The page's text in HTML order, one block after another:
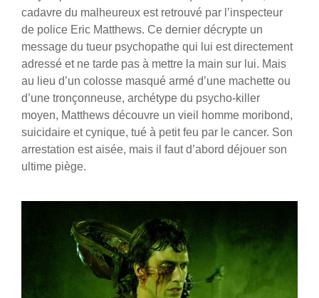
cadavre du malheureux est retrouvé par l’inspecteur
de police Eric Matthews. Ce dernier décrypte un
message du tueur psychopathe qui lui est directement
adressé et ne tarde pas à mettre la main sur lui. Mais
au lieu d’un colosse masqué armé d’une machette ou
d’une tronçonneuse, archétype du psycho-killer
moyen, Matthews découvre un vieil homme moribond,
suicidaire et cynique, tué à petit feu par le cancer. Son
arrestation est aisée, mais il faut d’abord déjouer son
ultime piège.